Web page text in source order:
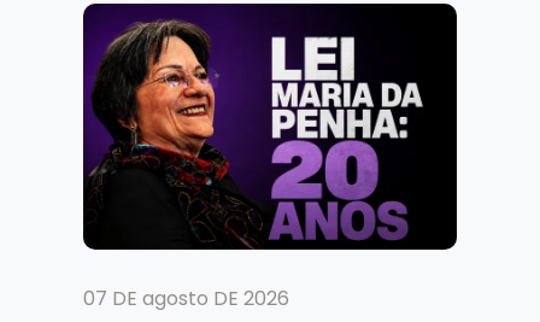
07 DE agosto DE 2026